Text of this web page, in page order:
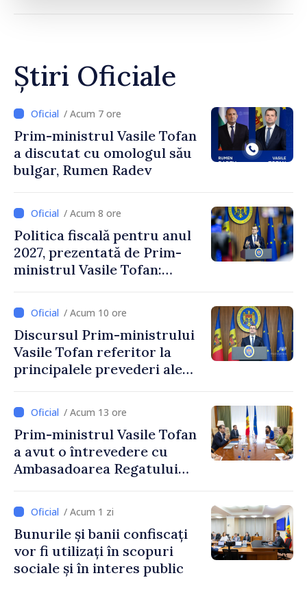
Știri Oficiale
/ Acum 7 ore
Prim-ministrul Vasile Tofan
a discutat cu omologul său
bulgar, Rumen Radev
/ Acum 8 ore
Politica fiscală pentru anul
2027, prezentată de Prim-
ministrul Vasile Tofan:
stimularea investițiilor și o
taxare mai echitabilă
/ Acum 10 ore
Discursul Prim-ministrului
Vasile Tofan referitor la
principalele prevederi ale
2027
/ Acum 13 ore
Prim-ministrul Vasile Tofan
a avut o întrevedere cu
Ambasadoarea Regatului
Irlandei de Nord, Fern
Horine / Acum 1 zi
Bunurile și banii confiscați
vor fi utilizați în scopuri
sociale și în interes public